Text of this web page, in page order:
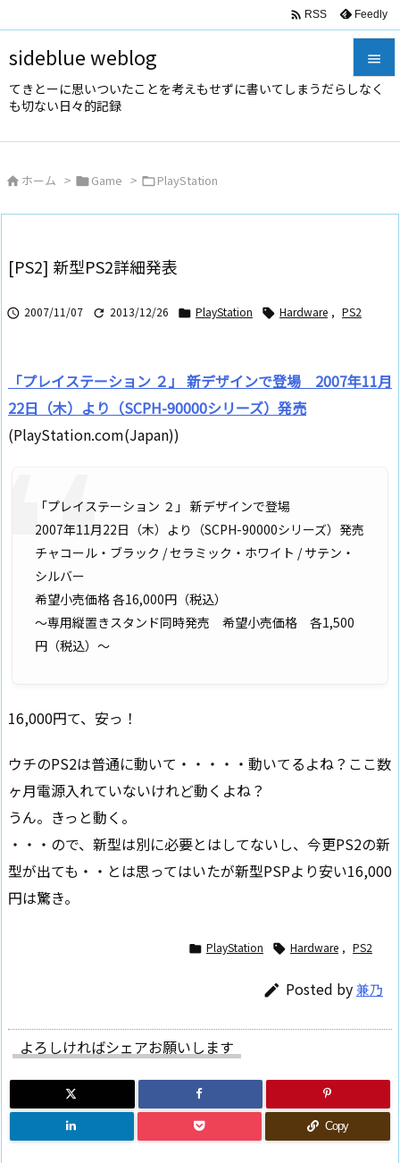
sideblue weblog
てきとーに思いついたことを考えもせずに書いてしまうだらしなく
も切ない日々的記録



 RSS Feedly
 ホーム > Game > PlayStation
[PS2] 新型PS2詳細発表
 2007/11/07  2013/12/26  PlayStation  Hardware , PS2
「プレイステーション ２」 新デザインで登場 2007年11月
22日（木）より（SCPH-90000シリーズ）発売
(PlayStation.com(Japan))
「プレイステーション ２」 新デザインで登場
2007年11月22日（木）より（SCPH-90000シリーズ）発売
チャコール・ブラック / セラミック・ホワイト / サテン・
シルバー
希望小売価格 各16,000円（税込）
～専用縦置きスタンド同時発売 希望小売価格 各1,500
円（税込）～
16,000円て、安っ！
ウチのPS2は普通に動いて・・・・・動いてるよね？ここ数
ヶ月電源入れていないけれど動くよね？
うん。きっと動く。
・・・ので、新型は別に必要とはしてないし、今更PS2の新
型が出ても・・とは思ってはいたが新型PSPより安い16,000
円は驚き。
 PlayStation  Hardware , PS2
 Posted by兼乃
よろしければシェアお願いします
Copy